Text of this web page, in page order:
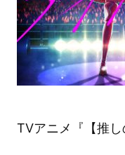
TVアニメ『【推